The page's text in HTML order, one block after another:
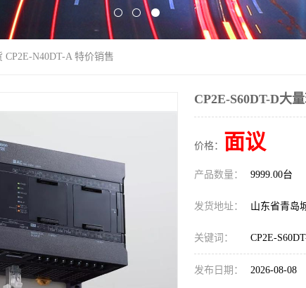
CP2E-N40DT-A 特价销售
CP2E-S60DT-D大
价格： 面议
产品数量： 9999.00台
发货地址： 山东省青岛
关键词： CP2E-
发布日期： 2026-08-08